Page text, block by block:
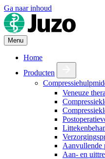
Ga naar inhoud
Menu
Home
Producten
Veneuze
Aanvullende
Aan- en